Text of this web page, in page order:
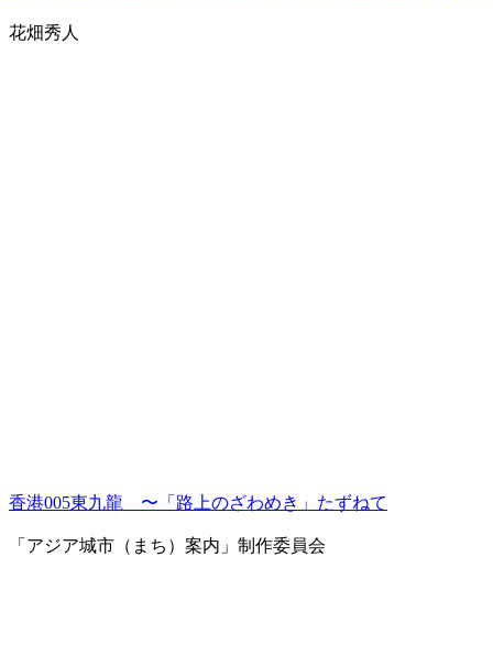
花畑秀人
香港005東九龍 〜「路上のざわめき」たずねて
「アジア城市（まち）案内」制作委員会